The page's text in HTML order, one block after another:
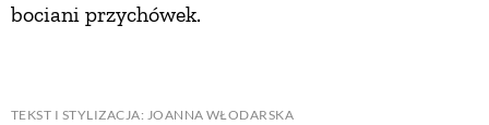
bociani przychówek.
TEKST I STYLIZACJA: JOANNA WŁODARSKA